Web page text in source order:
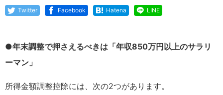
Twitter Facebook Hatena LINE
●年末調整で押さえるべきは「年収850万円以上のサラリ
ーマン」
所得金額調整控除には、次の2つがあります。